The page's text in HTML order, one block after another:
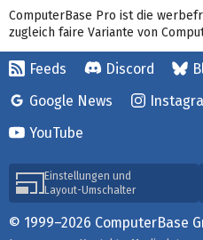
ComputerBase Pro ist die
zugleich faire Variante von
Feeds Discord
Google News
YouTube
Einstellungen und
Layout-Umschalter
© 1999–2026 ComputerBase